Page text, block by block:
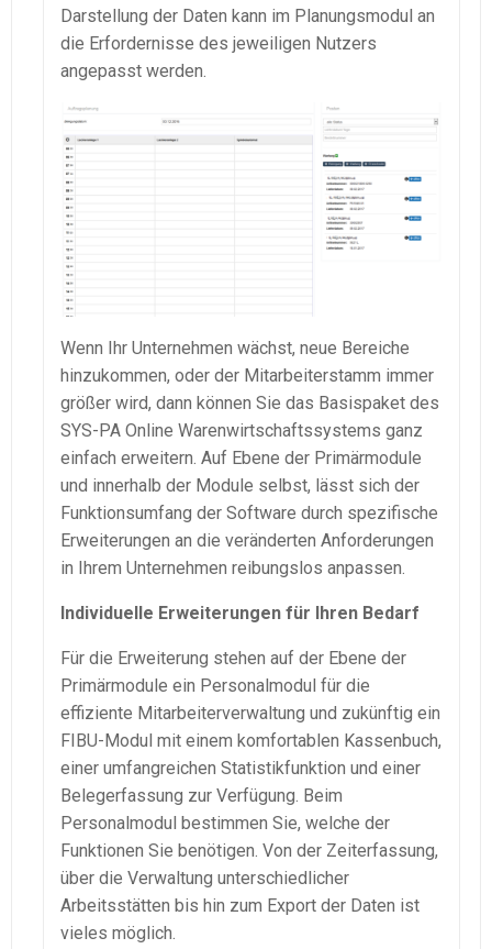
Darstellung der Daten kann im Planungsmodul an
die Erfordernisse des jeweiligen Nutzers
angepasst werden.
Wenn Ihr Unternehmen wächst, neue Bereiche
hinzukommen, oder der Mitarbeiterstamm immer
größer wird, dann können Sie das Basispaket des
SYS-PA Online Warenwirtschaftssystems ganz
einfach erweitern. Auf Ebene der Primärmodule
und innerhalb der Module selbst, lässt sich der
Funktionsumfang der Software durch spezifische
Erweiterungen an die veränderten Anforderungen
in Ihrem Unternehmen reibungslos anpassen.
Individuelle Erweiterungen für Ihren Bedarf
Für die Erweiterung stehen auf der Ebene der
Primärmodule ein Personalmodul für die
effiziente Mitarbeiterverwaltung und zukünftig ein
FIBU-Modul mit einem komfortablen Kassenbuch,
einer umfangreichen Statistikfunktion und einer
Belegerfassung zur Verfügung. Beim
Personalmodul bestimmen Sie, welche der
Funktionen Sie benötigen. Von der Zeiterfassung,
über die Verwaltung unterschiedlicher
Arbeitsstätten bis hin zum Export der Daten ist
vieles möglich.